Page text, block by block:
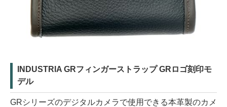
INDUSTRIA GRフィンガーストラップ GRロゴ刻印モ
デル
GRシリーズのデジタルカメラで使用できる本革製のカメ